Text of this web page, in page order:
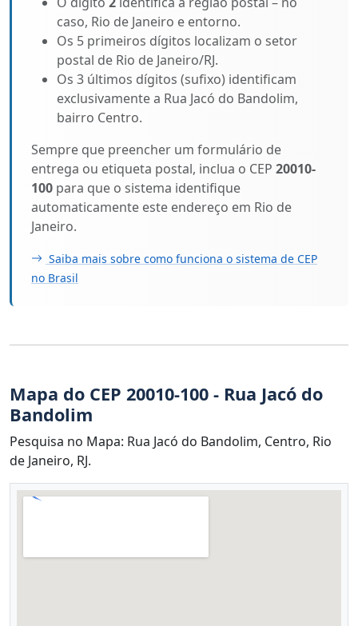
caso, Rio de Janeiro e entorno.
Os 5 primeiros dígitos localizam o setor
postal de Rio de Janeiro/RJ.
Os 3 últimos dígitos (sufixo) identificam
exclusivamente a Rua Jacó do Bandolim,
bairro Centro.
Sempre que preencher um formulário de
entrega ou etiqueta postal, inclua o CEP 20010-
100 para que o sistema identifique
automaticamente este endereço em Rio de
Janeiro.
Saiba mais sobre como funciona o sistema de CEP
no Brasil
Mapa do CEP 20010-100 - Rua Jacó do
Bandolim
Pesquisa no Mapa: Rua Jacó do Bandolim, Centro, Rio
de Janeiro, RJ.